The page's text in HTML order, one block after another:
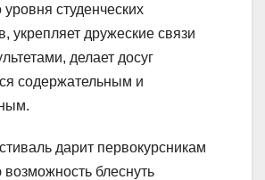
уровня студенческих
укрепляет дружеские связи
делает досуг
содержательным и
дарит первокурсникам
блеснуть